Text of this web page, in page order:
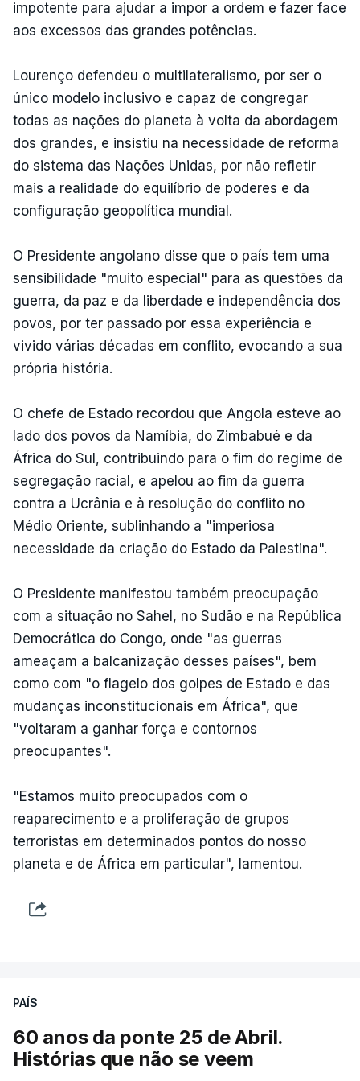
impotente para ajudar a impor a ordem e fazer face
aos excessos das grandes potências.
Lourenço defendeu o multilateralismo, por ser o
único modelo inclusivo e capaz de congregar
todas as nações do planeta à volta da abordagem
dos grandes, e insistiu na necessidade de reforma
do sistema das Nações Unidas, por não refletir
mais a realidade do equilíbrio de poderes e da
configuração geopolítica mundial.
O Presidente angolano disse que o país tem uma
sensibilidade "muito especial" para as questões da
guerra, da paz e da liberdade e independência dos
povos, por ter passado por essa experiência e
vivido várias décadas em conflito, evocando a sua
própria história.
O chefe de Estado recordou que Angola esteve ao
lado dos povos da Namíbia, do Zimbabué e da
África do Sul, contribuindo para o fim do regime de
segregação racial, e apelou ao fim da guerra
contra a Ucrânia e à resolução do conflito no
Médio Oriente, sublinhando a "imperiosa
necessidade da criação do Estado da Palestina".
O Presidente manifestou também preocupação
com a situação no Sahel, no Sudão e na República
Democrática do Congo, onde "as guerras
ameaçam a balcanização desses países", bem
como com "o flagelo dos golpes de Estado e das
mudanças inconstitucionais em África", que
"voltaram a ganhar força e contornos
preocupantes".
"Estamos muito preocupados com o
reaparecimento e a proliferação de grupos
terroristas em determinados pontos do nosso
planeta e de África em particular", lamentou.
PAÍS
60 anos da ponte 25 de Abril.
Histórias que não se veem